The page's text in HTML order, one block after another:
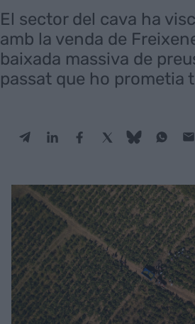
El sector del cava ha
amb la venda de
baixada massiva de
passat que ho prometia